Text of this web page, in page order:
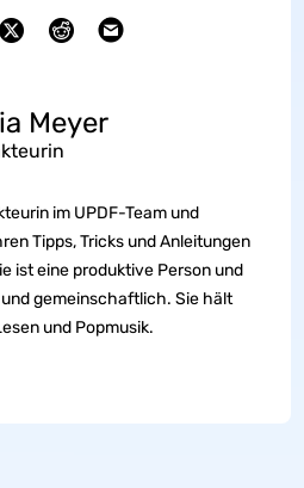
Meyer
im UPDF-Team und
Tipps, Tricks und Anleitungen
ist eine produktive Person und
gemeinschaftlich. Sie hält
und Popmusik.